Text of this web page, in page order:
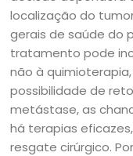
localização do
gerais de saúde do
tratamento pode
não à
possibilidade de
metástase, as
há terapias
resgate cirúrgico.